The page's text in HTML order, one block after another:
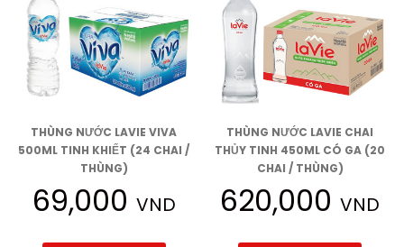
THÙNG NƯỚC LAVIE VIVA
500ML TINH KHIẾT (24 CHAI /
THÙNG)
69,000 VND
THÙNG NƯỚC LAVIE CHAI
THỦY TINH 450ML CÓ GA (20
CHAI / THÙNG)
620,000VND